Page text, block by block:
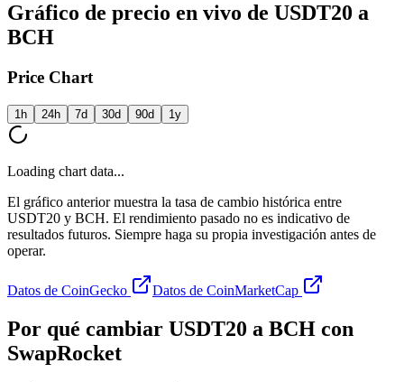
Gráfico de precio en vivo de USDT20 a
BCH
Price Chart
1h 24h 7d 30d 90d 1y
Loading chart data...
El gráfico anterior muestra la tasa de cambio histórica entre
USDT20 y BCH. El rendimiento pasado no es indicativo de
resultados futuros. Siempre haga su propia investigación antes de
operar.
Datos de CoinGecko Datos de CoinMarketCap
Por qué cambiar USDT20 a BCH con
SwapRocket